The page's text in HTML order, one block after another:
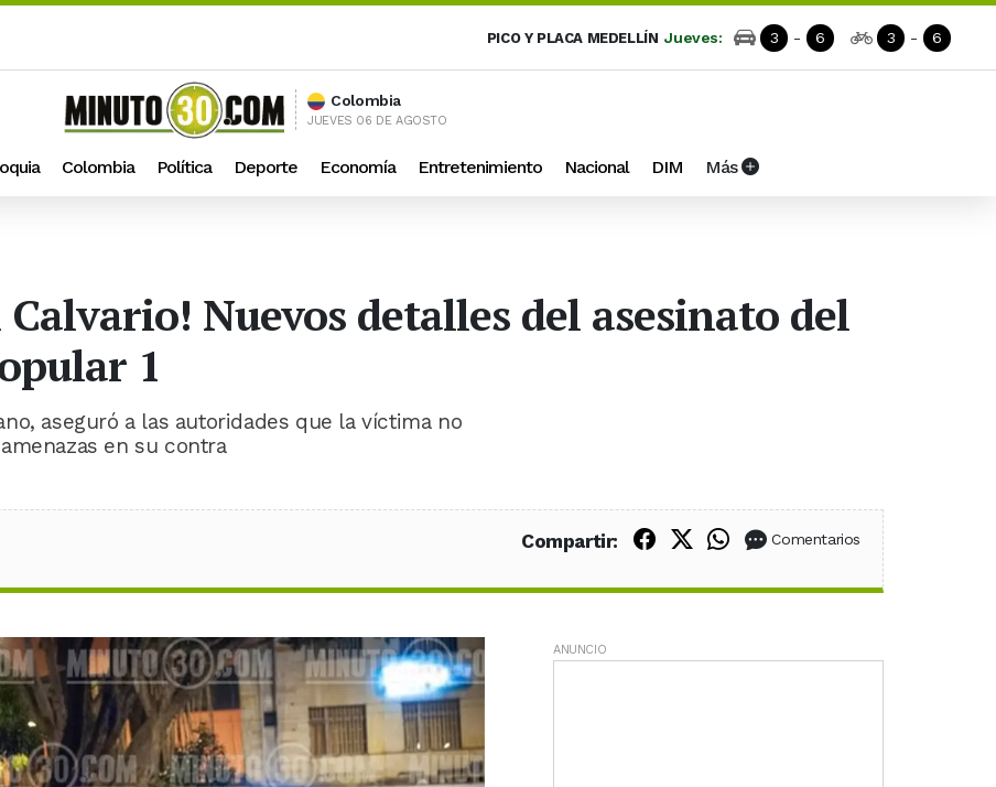
PICO Y PLACA MEDELLÍN Jueves: 3 - 6 3 - 6
Colombia
JUEVES 06 DE AGOSTO
Colombia Política Deporte Economía Entretenimiento Nacional DIM Más
Nuevos detalles del asesinato del
1
aseguró a las autoridades que la víctima no
en su contra
Compartir: Compartir en Facebook
Compartir en X (Twitter)
Compartir en WhatsApp
Comentarios
ANUNCIO